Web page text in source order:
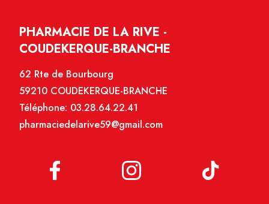
PHARMACIE DE LA RIVE -
COUDEKERQUE-BRANCHE
62 Rte de Bourbourg
59210 COUDEKERQUE-BRANCHE
Téléphone: 03.28.64.22.41
pharmaciedelarive59@gmail.com